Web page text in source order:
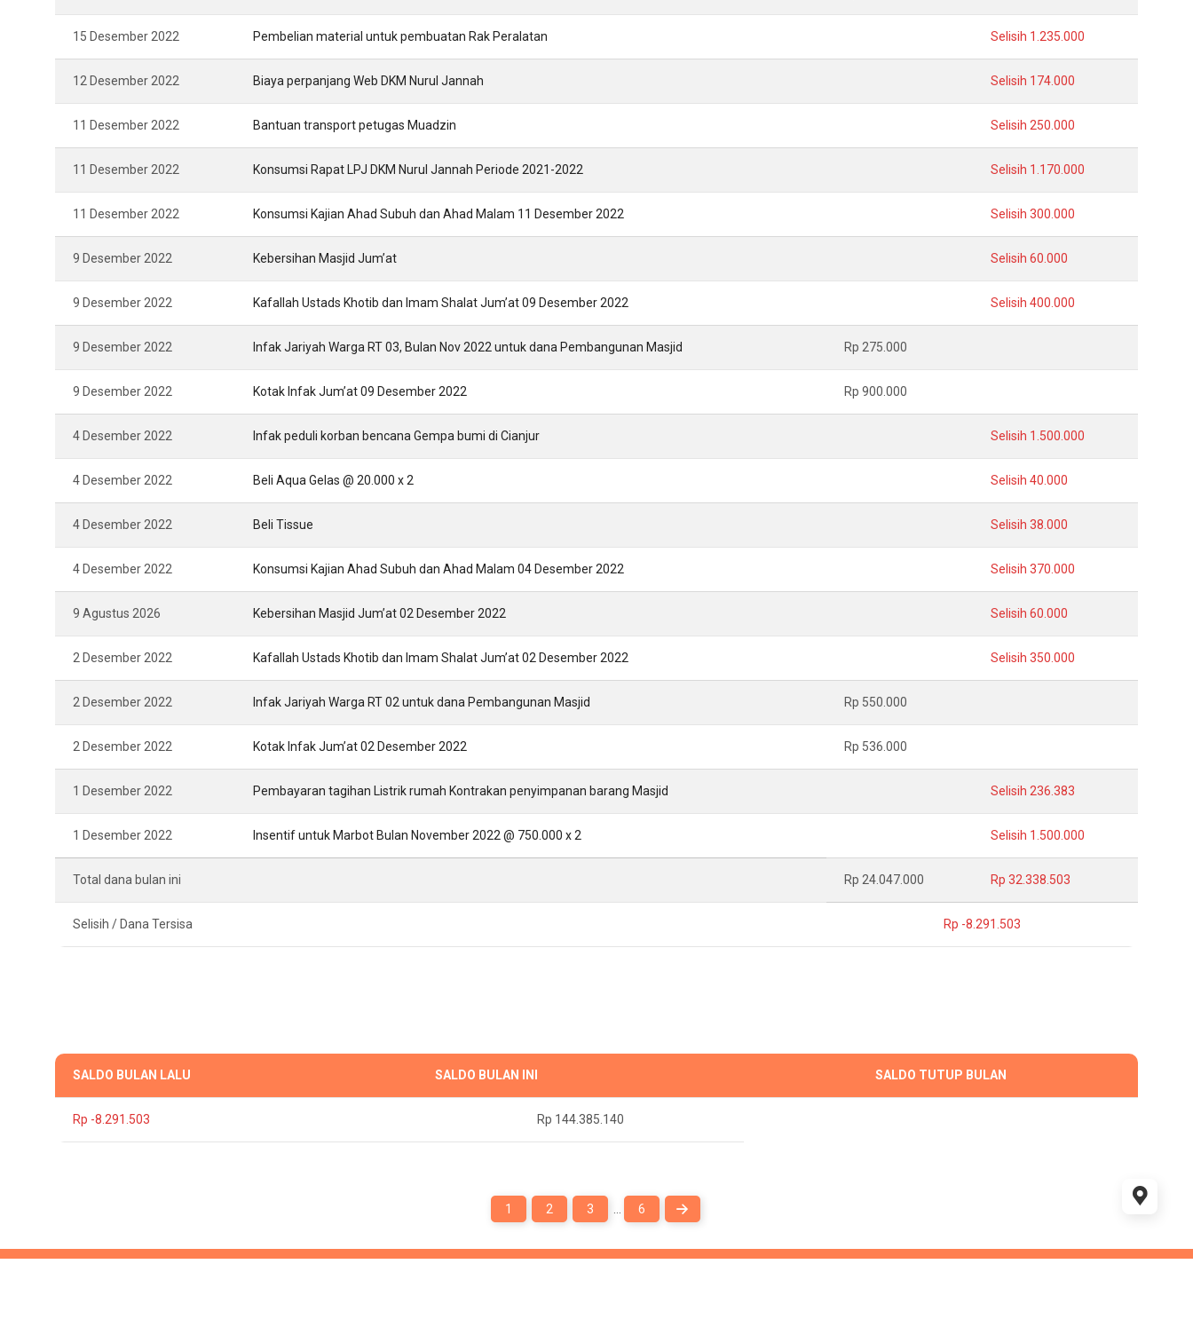
15 Desember 2022 Pembelian material untuk pembuatan Rak Peralatan Selisih 1.235.000
12 Desember 2022 Biaya perpanjang Web DKM Nurul Jannah Selisih 174.000
11 Desember 2022 Bantuan transport petugas Muadzin Selisih 250.000
11 Desember 2022 Konsumsi Rapat LPJ DKM Nurul Jannah Periode 2021-2022 Selisih 1.170.000
11 Desember 2022 Konsumsi Kajian Ahad Subuh dan Ahad Malam 11 Desember 2022 Selisih 300.000
9 Desember 2022 Kebersihan Masjid Jum’at Selisih 60.000
9 Desember 2022 Kafallah Ustads Khotib dan Imam Shalat Jum’at 09 Desember 2022 Selisih 400.000
9 Desember 2022 Infak Jariyah Warga RT 03, Bulan Nov 2022 untuk dana Pembangunan Masjid Rp 275.000
9 Desember 2022 Kotak Infak Jum’at 09 Desember 2022 Rp 900.000
4 Desember 2022 Infak peduli korban bencana Gempa bumi di Cianjur Selisih 1.500.000
4 Desember 2022 Beli Aqua Gelas @ 20.000 x 2 Selisih 40.000
4 Desember 2022 Beli Tissue Selisih 38.000
4 Desember 2022 Konsumsi Kajian Ahad Subuh dan Ahad Malam 04 Desember 2022 Selisih 370.000
9 Agustus 2026 Kebersihan Masjid Jum’at 02 Desember 2022 Selisih 60.000
2 Desember 2022 Kafallah Ustads Khotib dan Imam Shalat Jum’at 02 Desember 2022 Selisih 350.000
2 Desember 2022 Infak Jariyah Warga RT 02 untuk dana Pembangunan Masjid Rp 550.000
2 Desember 2022 Kotak Infak Jum’at 02 Desember 2022 Rp 536.000
1 Desember 2022 Pembayaran tagihan Listrik rumah Kontrakan penyimpanan barang Masjid Selisih 236.383
1 Desember 2022 Insentif untuk Marbot Bulan November 2022 @ 750.000 x 2 Selisih 1.500.000
Total dana bulan ini Rp 24.047.000 Rp 32.338.503
Selisih / Dana Tersisa Rp -8.291.503
SALDO BULAN LALU SALDO BULAN INI SALDO TUTUP BULAN
Rp -8.291.503 Rp 144.385.140
1 2 3 6